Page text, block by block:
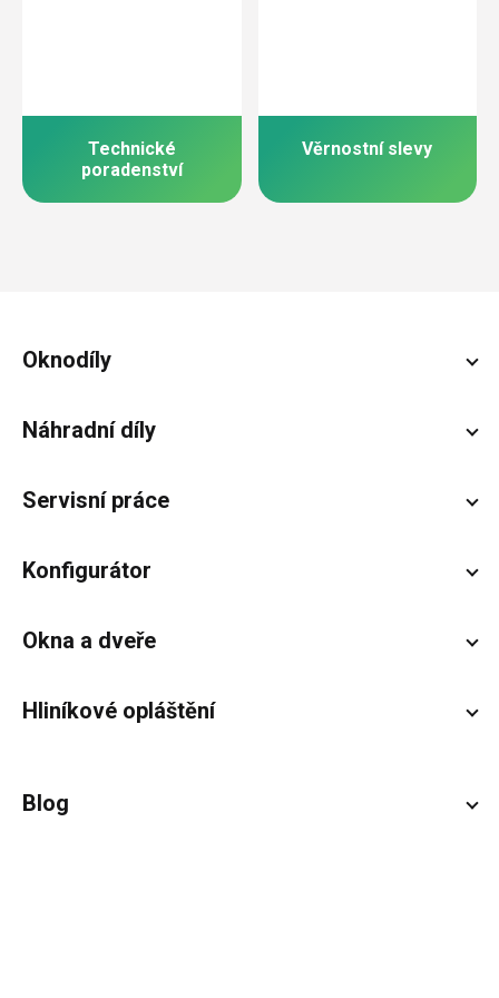
Technické
poradenství
Věrnostní slevy
Zápatí
Oknodíly
Náhradní díly
Servisní práce
Konfigurátor
Okna a dveře
Hliníkové opláštění
Blog